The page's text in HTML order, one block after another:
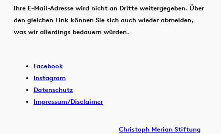
Ihre E-Mail-Adresse wird nicht an Dritte weitergegeben. Über
den gleichen Link können Sie sich auch wieder abmelden,
was wir allerdings bedauern würden.
Facebook
Instagram
Datenschutz
Impressum/Disclaimer
Christoph Merian Stiftung